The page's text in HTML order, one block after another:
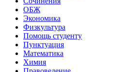
ОБЖ
Экономика
Физкультура
Помощь студенту
Пунктуация
Математика
Химия